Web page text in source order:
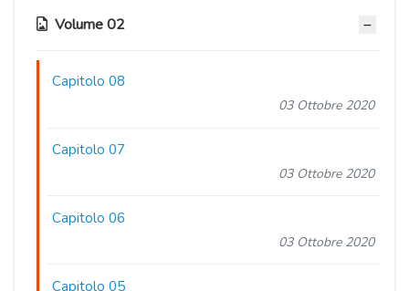
Volume 02
Capitolo 08
03 Ottobre 2020
Capitolo 07
03 Ottobre 2020
Capitolo 06
03 Ottobre 2020
Capitolo 05